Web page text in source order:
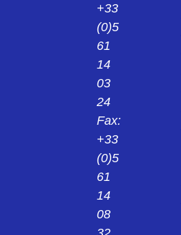
+33
(0)5
61
14
03
24
Fax:
+33
(0)5
61
14
08